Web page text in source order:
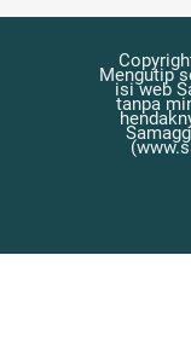
Mengutip
isi web
tanpa